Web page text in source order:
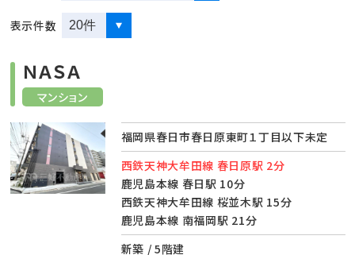
表示件数
マンション
ＮＡＳＡ
福岡県春日市春日原東町１丁目以下未定
西鉄天神大牟田線 春日原駅 2分
鹿児島本線 春日駅 10分
西鉄天神大牟田線 桜並木駅 15分
鹿児島本線 南福岡駅 21分
新築 / 5階建